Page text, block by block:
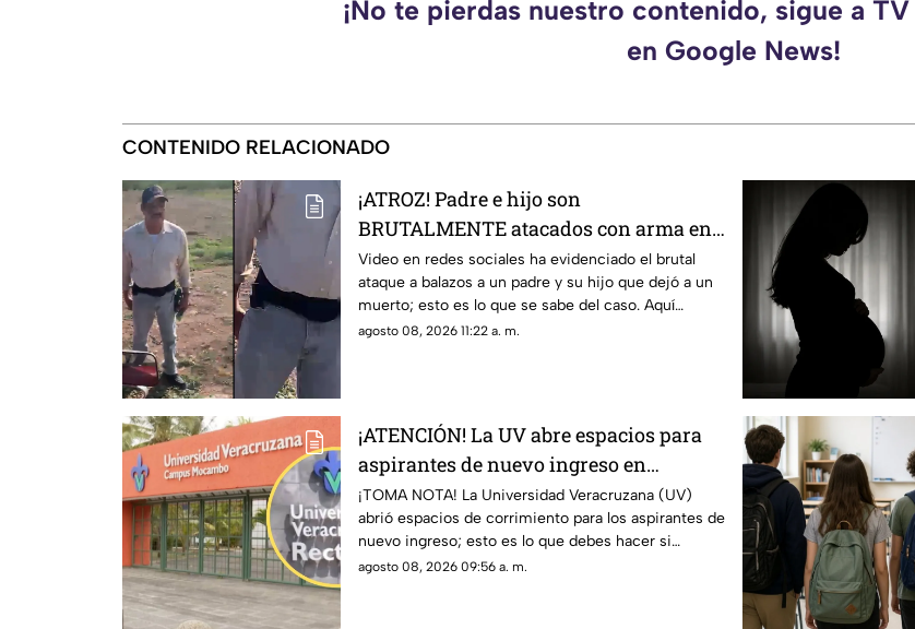
¡No te pierdas nuestro contenido, sigue a
en Google News!
CONTENIDO RELACIONADO
¡ATROZ! Padre e hijo son
BRUTALMENTE atacados con arma en
riña; hay un MUERTO (+VIDEO)
Video en redes sociales ha evidenciado el brutal
ataque a balazos a un padre y su hijo que dejó a un
muerto; esto es lo que se sabe del caso. Aquí
detalles.
agosto 08, 2026 11:22 a. m.
¡ATENCIÓN! La UV abre espacios para
aspirantes de nuevo ingreso en
Veracruz; esto debe hacer
¡TOMA NOTA! La Universidad Veracruzana (UV)
abrió espacios de corrimiento para los aspirantes de
nuevo ingreso; esto es lo que debes hacer si
quieres un lugar.
agosto 08, 2026 09:56 a. m.